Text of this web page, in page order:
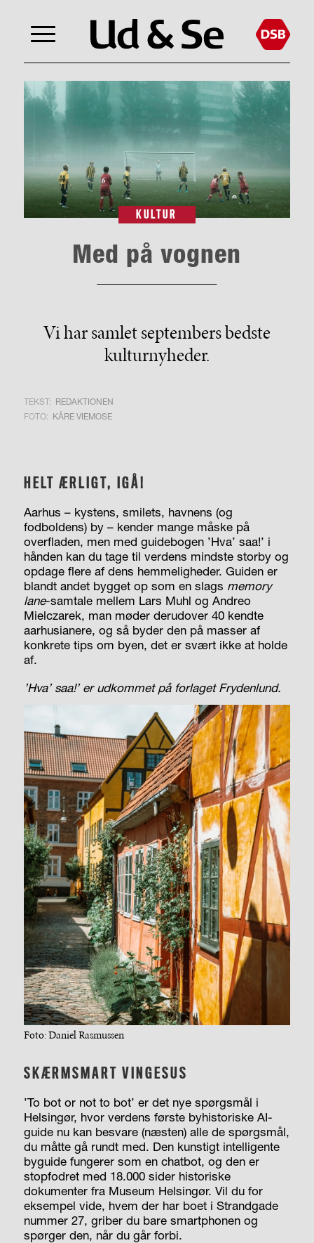
KULTUR
Med på vognen
Vi har samlet septembers bedste
kulturnyheder.
TEKST: REDAKTIONEN
FOTO: KÅRE VIEMOSE
HELT ÆRLIGT, IGÅ!
Aarhus – kystens, smilets, havnens (og
fodboldens) by – kender mange måske på
overfladen, men med guidebogen ’Hva’ saa!’ i
hånden kan du tage til verdens mindste storby og
opdage flere af dens hemmeligheder. Guiden er
blandt andet bygget op som en slags memory
lane-samtale mellem Lars Muhl og Andreo
Mielczarek, man møder derudover 40 kendte
aarhusianere, og så byder den på masser af
konkrete tips om byen, det er svært ikke at holde
af.
’Hva’ saa!’ er udkommet på forlaget Frydenlund.
Foto: Daniel Rasmussen
SKÆRMSMART VINGESUS
’To bot or not to bot’ er det nye spørgsmål i
Helsingør, hvor verdens første byhistoriske AI-
guide nu kan besvare (næsten) alle de spørgsmål,
du måtte gå rundt med. Den kunstigt intelligente
byguide fungerer som en chatbot, og den er
stopfodret med 18.000 sider historiske
dokumenter fra Museum Helsingør. Vil du for
eksempel vide, hvem der har boet i Strandgade
nummer 27, griber du bare smartphonen og
spørger den, når du går forbi.